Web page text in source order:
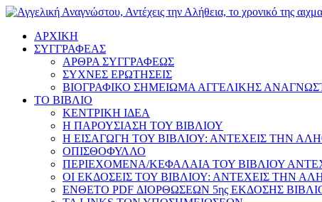
ΑΡΧΙΚΗ
ΣΥΓΓΡΑΦΕΑΣ
ΑΡΘΡΑ ΣΥΓΓΡΑΦΕΩΣ
ΣΥΧΝΕΣ ΕΡΩΤΗΣΕΙΣ
ΒΙΟΓΡΑΦΙΚΟ ΣΗΜΕΙΩΜΑ ΑΓΓΕΛΙΚΗΣ
ΤΟ ΒΙΒΛΙΟ
ΚΕΝΤΡΙΚΗ ΙΔΕΑ
Η ΠΑΡΟΥΣΙΑΣΗ ΤΟΥ ΒΙΒΛΙΟΥ
Η ΕΙΣΑΓΩΓΗ ΤΟΥ ΒΙΒΛΙΟΥ: ΑΝΤΕΧΕΙΣ ΤΗΝ
ΟΠΙΣΘΟΦΥΛΛΟ
ΠΕΡΙΕΧΟΜΕΝΑ/ΚΕΦΑΛΑΙΑ ΤΟΥ ΒΙΒΛΙΟΥ
ΟΙ ΕΚΔΟΣΕΙΣ ΤΟΥ ΒΙΒΛΙΟΥ: ΑΝΤΕΧΕΙΣ ΤΗΝ
ΕΝΘΕΤΟ PDF ΔΙΟΡΘΩΣΕΩΝ 5ης ΕΚΔΟΣΗΣ